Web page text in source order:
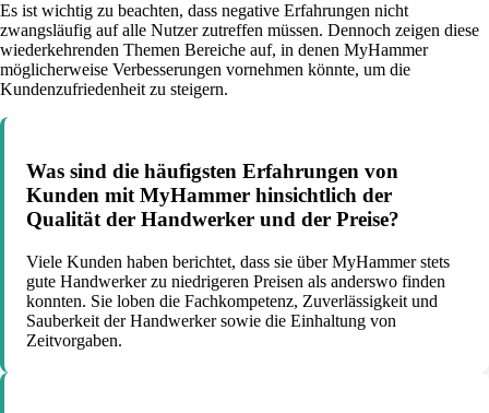
Es ist wichtig zu beachten, dass negative Erfahrungen nicht
zwangsläufig auf alle Nutzer zutreffen müssen. Dennoch zeigen diese
wiederkehrenden Themen Bereiche auf, in denen MyHammer
möglicherweise Verbesserungen vornehmen könnte, um die
Kundenzufriedenheit zu steigern.
Was sind die häufigsten Erfahrungen von
Kunden mit MyHammer hinsichtlich der
Qualität der Handwerker und der Preise?
Viele Kunden haben berichtet, dass sie über MyHammer stets
gute Handwerker zu niedrigeren Preisen als anderswo finden
konnten. Sie loben die Fachkompetenz, Zuverlässigkeit und
Sauberkeit der Handwerker sowie die Einhaltung von
Zeitvorgaben.